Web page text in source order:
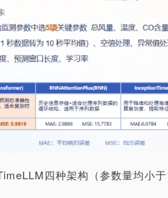
四种架构（参数量均小